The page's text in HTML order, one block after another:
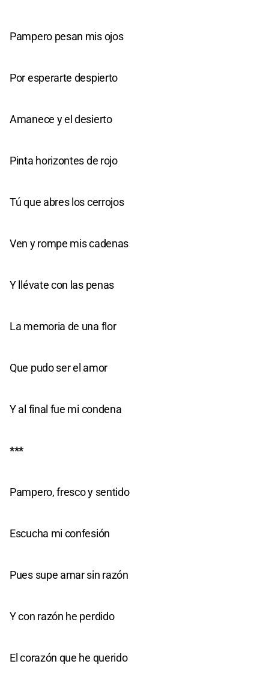
Pampero pesan mis ojos
Por esperarte despierto
Amanece y el desierto
Pinta horizontes de rojo
Tú que abres los cerrojos
Ven y rompe mis cadenas
Y llévate con las penas
La memoria de una flor
Que pudo ser el amor
Y al final fue mi condena
***
Pampero, fresco y sentido
Escucha mi confesión
Pues supe amar sin razón
Y con razón he perdido
El corazón que he querido